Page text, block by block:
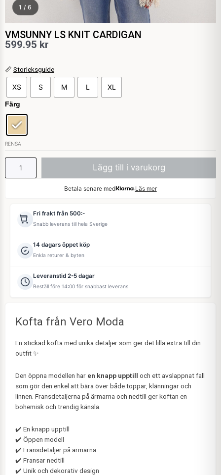
1 / 6
VMSUNNY LS KNIT CARDIGAN
599.95 kr
📏 Storleksguide
XS S M L XL
Färg
RENSA
VMSUNNY
LS
KNIT
CARDIGAN
mängd
Lägg till i varukorg
Betala senare med Läs mer
Fri frakt från 500:-
Snabb leverans till hela Sverige
14 dagars öppet köp
Enkla returer & byten
Leveranstid 2-5 dagar
Beställ före 14:00 för snabbast leverans
Kofta från Vero Moda
En stickad kofta med unika detaljer som ger det lilla extra till din
outfit ✨
Den öppna modellen har en knapp upptill och ett avslappnat fall
som gör den enkel att bära över både toppar, klänningar och
linnen. Fransdetaljerna på ärmarna och nedtill ger koftan en
bohemisk och trendig känsla.
✔️ En knapp upptill
✔️ Öppen modell
✔️ Fransdetaljer på ärmarna
✔️ Fransar nedtill
✔️ Unik och dekorativ design